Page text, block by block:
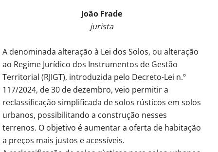
João Frade
jurista
A denominada alteração à Lei dos Solos, ou alteração
ao Regime Jurídico dos Instrumentos de Gestão
Territorial (RJIGT), introduzida pelo Decreto-Lei n.º
117/2024, de 30 de dezembro, veio permitir a
reclassificação simplificada de solos rústicos em solos
urbanos, possibilitando a construção nesses
terrenos. O objetivo é aumentar a oferta de habitação
a preços mais justos e acessíveis.